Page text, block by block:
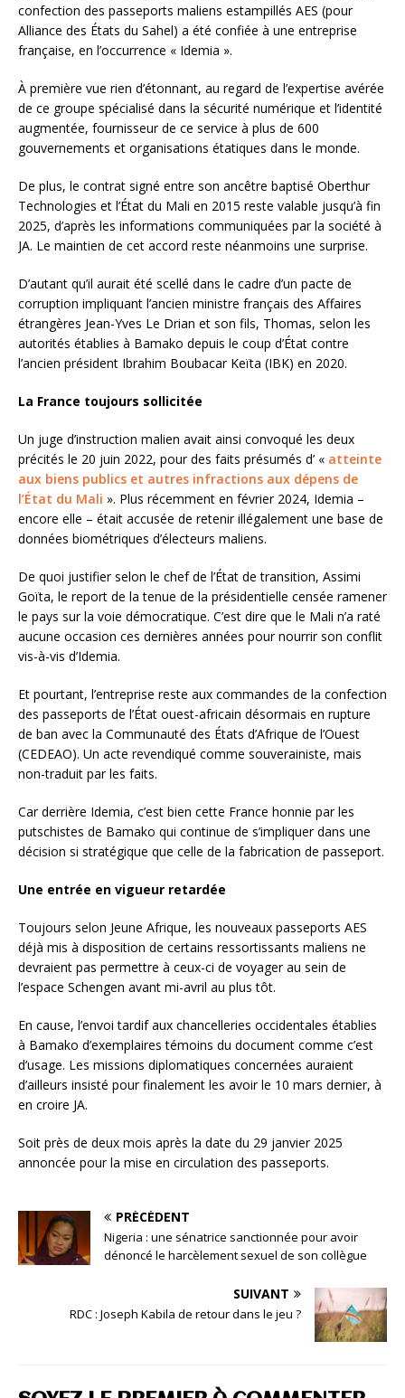
confection des passeports maliens estampillés AES (pour
Alliance des États du Sahel) a été confiée à une entreprise
française, en l’occurrence « Idemia ».
À première vue rien d’étonnant, au regard de l’expertise avérée
de ce groupe spécialisé dans la sécurité numérique et l’identité
augmentée, fournisseur de ce service à plus de 600
gouvernements et organisations étatiques dans le monde.
De plus, le contrat signé entre son ancêtre baptisé Oberthur
Technologies et l’État du Mali en 2015 reste valable jusqu’à fin
2025, d’après les informations communiquées par la société à
JA. Le maintien de cet accord reste néanmoins une surprise.
D’autant qu’il aurait été scellé dans le cadre d’un pacte de
corruption impliquant l’ancien ministre français des Affaires
étrangères Jean-Yves Le Drian et son fils, Thomas, selon les
autorités établies à Bamako depuis le coup d’État contre
l’ancien président Ibrahim Boubacar Keïta (IBK) en 2020.
La France toujours sollicitée
Un juge d’instruction malien avait ainsi convoqué les deux
précités le 20 juin 2022, pour des faits présumés d’ « atteinte
aux biens publics et autres infractions aux dépens de
l’État du Mali ». Plus récemment en février 2024, Idemia –
encore elle – était accusée de retenir illégalement une base de
données biométriques d’électeurs maliens.
De quoi justifier selon le chef de l’État de transition, Assimi
Goïta, le report de la tenue de la présidentielle censée ramener
le pays sur la voie démocratique. C’est dire que le Mali n’a raté
aucune occasion ces dernières années pour nourrir son conflit
vis-à-vis d’Idemia.
Et pourtant, l’entreprise reste aux commandes de la confection
des passeports de l’État ouest-africain désormais en rupture
de ban avec la Communauté des États d’Afrique de l’Ouest
(CEDEAO). Un acte revendiqué comme souverainiste, mais
non-traduit par les faits.
Car derrière Idemia, c’est bien cette France honnie par les
putschistes de Bamako qui continue de s’impliquer dans une
décision si stratégique que celle de la fabrication de passeport.
Une entrée en vigueur retardée
Toujours selon Jeune Afrique, les nouveaux passeports AES
déjà mis à disposition de certains ressortissants maliens ne
devraient pas permettre à ceux-ci de voyager au sein de
l’espace Schengen avant mi-avril au plus tôt.
En cause, l’envoi tardif aux chancelleries occidentales établies
à Bamako d’exemplaires témoins du document comme c’est
d’usage. Les missions diplomatiques concernées auraient
d’ailleurs insisté pour finalement les avoir le 10 mars dernier, à
en croire JA.
Soit près de deux mois après la date du 29 janvier 2025
annoncée pour la mise en circulation des passeports.
PRÉCÉDENT
Nigeria : une sénatrice sanctionnée pour avoir
dénoncé le harcèlement sexuel de son collègue
SUIVANT
RDC : Joseph Kabila de retour dans le jeu ?